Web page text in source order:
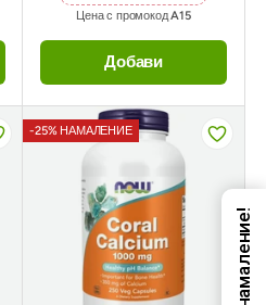
Цена с промокодA15
Добави
-25% НАМАЛЕНИЕ